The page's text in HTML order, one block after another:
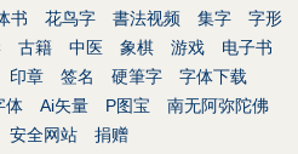
书 花鸟字 書法视频 集字
字形
古籍 中医 象棋 游戏
电子书
印章 签名 硬筆字
字体下载
体 Ai矢量 P图宝
南无阿弥陀佛
安全网站 捐赠